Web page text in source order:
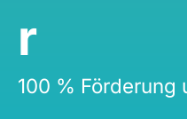
r
100 % Förderung